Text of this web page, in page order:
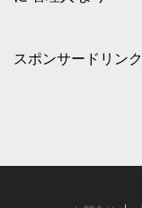
スポンサードリンク